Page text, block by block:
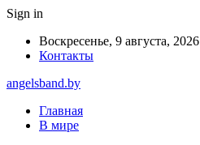
Sign in
Воскресенье, 9 августа, 2026
Контакты
angelsband.by
Главная
В мире